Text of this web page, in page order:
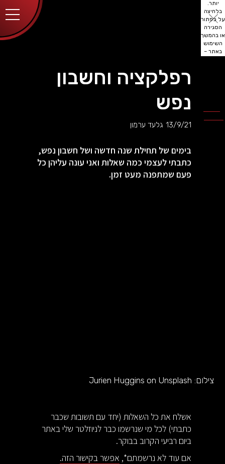
יותר.
בלחיצה
על כפתור
הסגירה
או בהמשך
השימוש
באתר –
רפלקציה וחשבון
נפש
13/9/21 גלעד ערמון
בימים של תחילת שנה חדשה ושל חשבון נפש,
כתבתי לעצמי כמה שאלות ואני עונה עליהן כל
פעם שמתפנה מעט זמן.
צילום: Jurien Huggins on Unsplash
אשלח את כל השאלות (יחד עם תשובות שכבר
כתבתי) לכל מי שנרשמו כבר לניוזלטר שלי באתר
ביום רביעי הקרוב בבוקר.
אם עוד לא נרשמתם*, אפשר בקישור הזה.